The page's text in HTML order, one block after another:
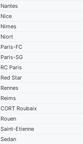
Nantes
Nice
Nimes
Niort
Paris-FC
Paris-SG
RC Paris
Red Star
Rennes
Reims
CORT Roubaix
Rouen
Saint-Etienne
Sedan